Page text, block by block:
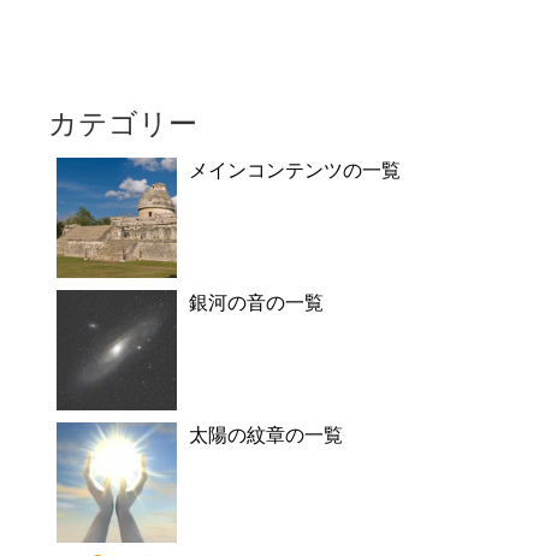
カテゴリー
メインコンテンツの一覧
銀河の音の一覧
太陽の紋章の一覧